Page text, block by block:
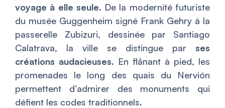
voyage à elle seule. De la modernité futuriste
du musée Guggenheim signé Frank Gehry à la
passerelle Zubizuri, dessinée par Santiago
Calatrava, la ville se distingue par ses
créations audacieuses. En flânant à pied, les
promenades le long des quais du Nervión
permettent d’admirer des monuments qui
défient les codes traditionnels.